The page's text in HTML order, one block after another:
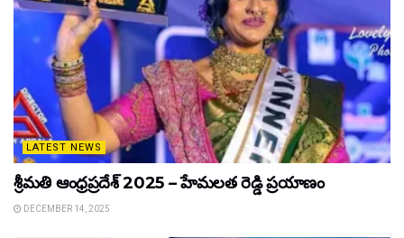
LATEST NEWS
శ్రీమతి ఆంధ్రప్రదేశ్ 2025 – హేమలత రెడ్డి ప్రయాణం
DECEMBER 14, 2025